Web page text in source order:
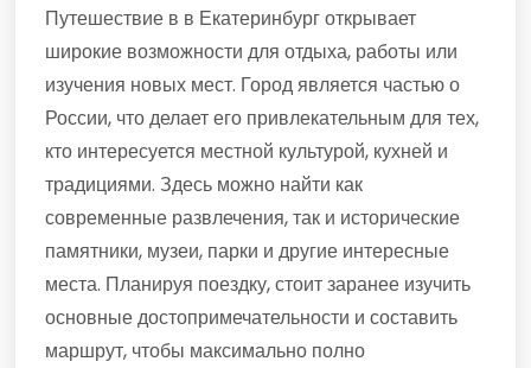
Путешествие в в Екатеринбург открывает
широкие возможности для отдыха, работы или
изучения новых мест. Город является частью о
России, что делает его привлекательным для тех,
кто интересуется местной культурой, кухней и
традициями. Здесь можно найти как
современные развлечения, так и исторические
памятники, музеи, парки и другие интересные
места. Планируя поездку, стоит заранее изучить
основные достопримечательности и составить
маршрут, чтобы максимально полно